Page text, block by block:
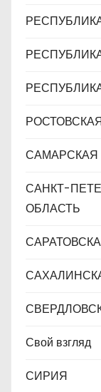
САМАРСКАЯ
САНКТ-
ОБЛАСТЬ
Свой взгляд
СИРИЯ